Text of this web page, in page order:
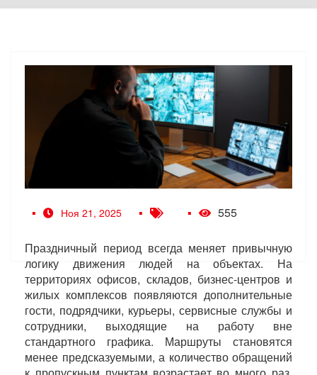
Ноя 21, 2025 555
Праздничный период всегда меняет привычную
логику движения людей на объектах. На
территориях офисов, складов, бизнес-центров и
жилых комплексов появляются дополнительные
гости, подрядчики, курьеры, сервисные службы и
сотрудники, выходящие на работу вне
стандартного графика. Маршруты становятся
менее предсказуемыми, а количество обращений